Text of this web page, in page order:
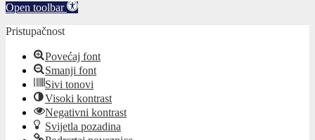
Open toolbar
Pristupačnost
Povećaj font
Smanji font
Sivi tonovi
Visoki kontrast
Negativni kontrast
Svijetla pozadina